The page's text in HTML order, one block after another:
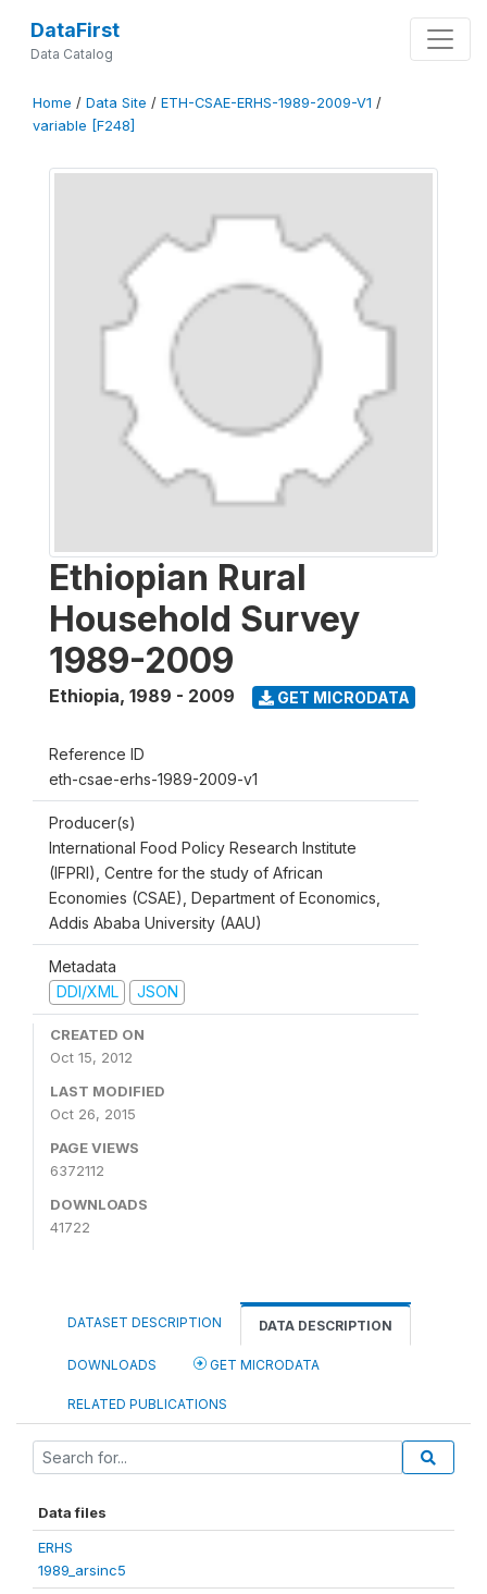
DataFirst
Data Catalog
Home / Data Site / ETH-CSAE-ERHS-1989-2009-V1 /
variable [F248]
Ethiopian Rural
Household Survey
1989-2009
Ethiopia, 1989 - 2009 GET MICRODATA
Reference ID
eth-csae-erhs-1989-2009-v1
Producer(s)
International Food Policy Research Institute
(IFPRI), Centre for the study of African
Economies (CSAE), Department of Economics,
Addis Ababa University (AAU)
Metadata
DDI/XML
JSON
CREATED ON
Oct 15, 2012
LAST MODIFIED
Oct 26, 2015
PAGE VIEWS
6372112
DOWNLOADS
41722
DATASET DESCRIPTION DATA DESCRIPTION
DOWNLOADS GET MICRODATA
RELATED PUBLICATIONS
Data files
ERHS
1989_arsinc5